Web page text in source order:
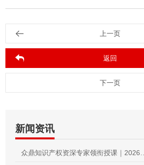
上一页
返回
下一页
新闻资讯
众鼎知识产权资深专家领衔授课｜2026第